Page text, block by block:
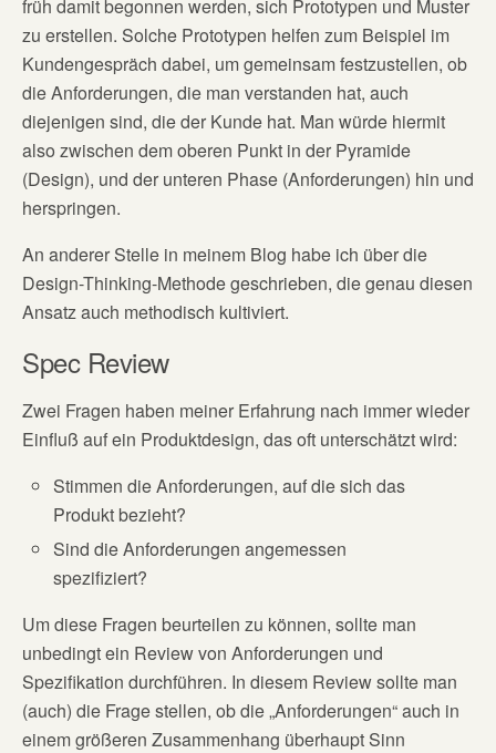
früh damit begonnen werden, sich Prototypen und Muster
zu erstellen. Solche Prototypen helfen zum Beispiel im
Kundengespräch dabei, um gemeinsam festzustellen, ob
die Anforderungen, die man verstanden hat, auch
diejenigen sind, die der Kunde hat. Man würde hiermit
also zwischen dem oberen Punkt in der Pyramide
(Design), und der unteren Phase (Anforderungen) hin und
herspringen.
An anderer Stelle in meinem Blog habe ich über die
Design-Thinking-Methode geschrieben, die genau diesen
Ansatz auch methodisch kultiviert.
Spec Review
Zwei Fragen haben meiner Erfahrung nach immer wieder
Einfluß auf ein Produktdesign, das oft unterschätzt wird:
Stimmen die Anforderungen, auf die sich das
Produkt bezieht?
Sind die Anforderungen angemessen
spezifiziert?
Um diese Fragen beurteilen zu können, sollte man
unbedingt ein Review von Anforderungen und
Spezifikation durchführen. In diesem Review sollte man
(auch) die Frage stellen, ob die „Anforderungen“ auch in
einem größeren Zusammenhang überhaupt Sinn